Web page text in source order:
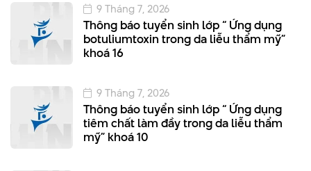
Thông báo tuyển sinh lớp “ Ứng dụng
botuliumtoxin trong da liễu thẩm mỹ”
khoá 16
9 Tháng 7, 2026
Thông báo tuyển sinh lớp “ Ứng dụng
tiêm chất làm đầy trong da liễu thẩm
mỹ” khoá 10
9 Tháng 7, 2026